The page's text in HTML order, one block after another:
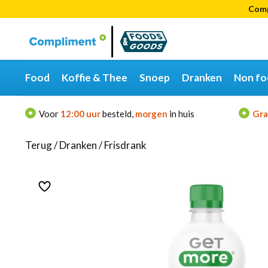
Categorieën
Merken
Food Koffie & Thee Snoep Dranken Non
Voor 12:00 uurbesteld, morgen in huis
Terug/Dranken/Frisdrank